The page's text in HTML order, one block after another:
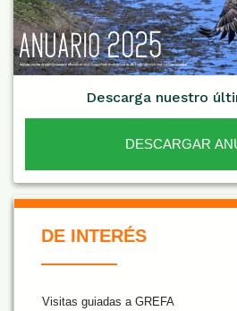
Descarga nuestro
DESCARGAR
De Interés NARANJA
DE INTERÉS
Visitas guiadas a GREFA